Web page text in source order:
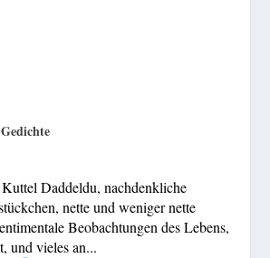
Daddeldu, nachdenkliche
nette und weniger nette
Beobachtungen des Lebens,
und vieles an...